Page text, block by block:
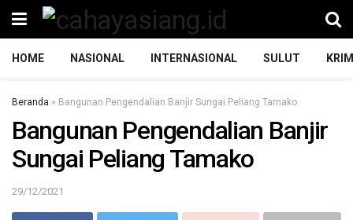
HOME NASIONAL INTERNASIONAL SULUT
Beranda » Bangunan Pengendalian Banjir Sungai Peliang Tamako
Bangunan Pengendalian Banjir
Sungai Peliang Tamako
29/12/2021